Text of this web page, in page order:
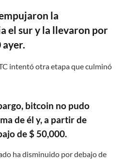
la
el sur y la llevaron por
ayer.
intentó otra etapa que culminó
bitcoin no pudo
de él y, a partir de
de $ 50,000.
ha disminuido por debajo de